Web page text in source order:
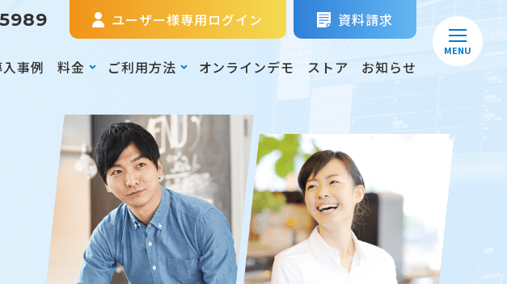
MENU
ユーザー様専用ログイン 資料請求
事例 料金 ご利用方法 オンラインデモ ストア お知らせ